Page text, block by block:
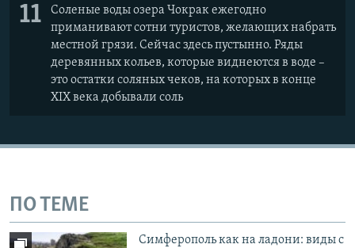
11
Соленые воды озера Чокрак ежегодно
приманивают сотни туристов, желающих набрать
местной грязи. Сейчас здесь пустынно. Ряды
деревянных кольев, которые виднеются в воде –
это остатки соляных чеков, на которых в конце
XIX века добывали соль
ПО ТЕМЕ
Симферополь как на ладони: виды с